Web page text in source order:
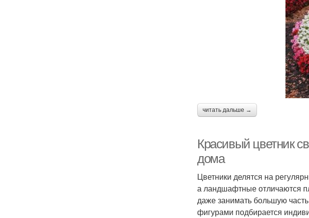
читать дальше →
Красивый цветник
дома
Цветники делятся на
а ландшафтные отличаются
даже занимать большую
фигурами подбирается